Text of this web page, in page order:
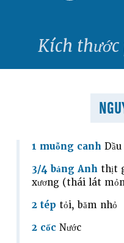
Kích thước
1 muỗng canh
3/4 bảng Anh thịt
xương (thái lát
2 tép tỏi, băm nhỏ
2 cốc Nước